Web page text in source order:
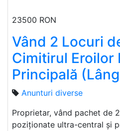
23500 RON
Vând 2 Locuri
Cimitirul Eroilor
Principală
Anunturi diverse
Proprietar, vând pachet de
poziționate ultra-central și